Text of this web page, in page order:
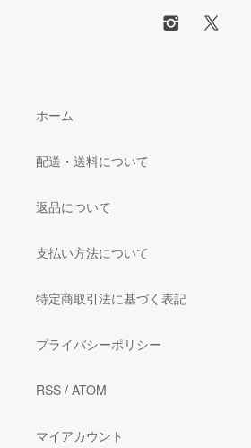
ホーム
配送・送料について
返品について
支払い方法について
特定商取引法に基づく表記
プライバシーポリシー
RSS / ATOM
マイアカウント